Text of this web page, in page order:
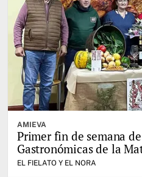
AMIEVA
Primer fin de semana
Gastronómicas de la
EL FIELATO Y EL NORA